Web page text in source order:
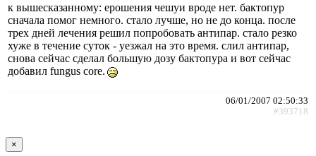
к вышесказанному: ерошения чешуи вроде нет. бактопур
сначала помог немного. стало лучше, но не до конца. после
трех дней лечения решил попробовать антипар. стало резко
хуже в течение суток - уезжал на это время. слил антипар,
снова сейчас сделал большую дозу бактопура и вот сейчас
добавил fungus core.
06/01/2007 02:50:33
#393718
×